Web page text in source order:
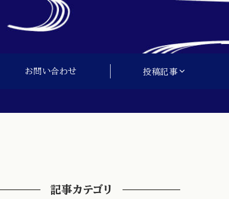
お問い合わせ 投稿記事
記事カテゴリ